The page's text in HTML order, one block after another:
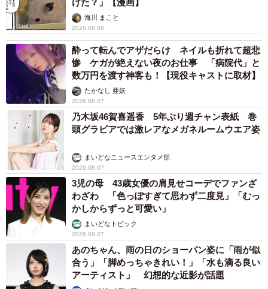
海川 まこと
2026.08.08
酔って転んでアザだらけ ネイルも折れて超悲
惨 ケガが絶えない夜のお仕事 「病院代」と
数万円を渡す神客も！【現役キャストに取材】
たかなし 亜妖
2026.08.07
乃木坂46賀喜遥香 5年ぶり週チャン表紙 巻
頭グラビアでは激レアなメガネルームウエア姿
まいどなニュースエンタメ部
2026.08.07
3児の母 43歳女優の肩見せコーデでファンざ
わざわ 「色っぽすぎて思わず二度見」「むっ
かしからずっと可愛い」
まいどなトピック
2026.08.07
あのちゃん、雨の日のショーパン姿に「雨が似
合う」「脚めっちゃきれい！」「水も滴る良い
アーティスト」 幻想的な近影が話題